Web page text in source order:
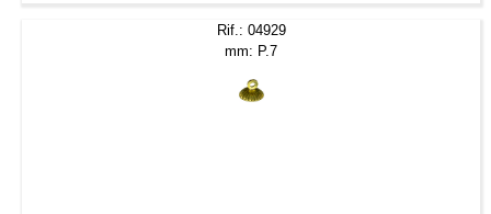
Rif.: 04929
mm: P.7